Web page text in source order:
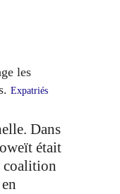
les
Expatriés
Dans
était
coalition